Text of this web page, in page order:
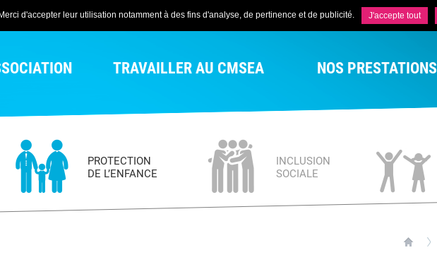
TRAVAILLER AU CMSEA NOS PRESTATIONS
PROTECTION
DE L’ENFANCE
INCLUSION
SOCIALE
d'accepter leur utilisation notamment à des fins d'analyse, de pertinence et de publicité. J'accepte tout